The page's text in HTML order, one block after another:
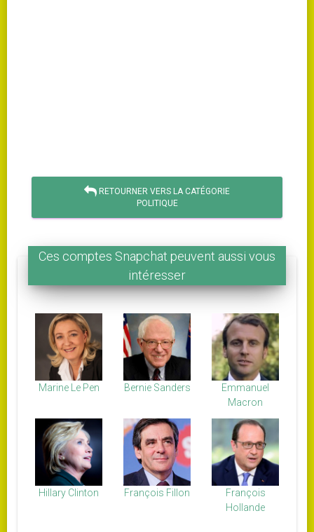
RETOURNER VERS LA CATÉGORIE
POLITIQUE
Ces comptes Snapchat peuvent aussi vous
intéresser
Marine Le Pen Bernie Sanders
Emmanuel
Macron
Hillary Clinton François Fillon
François
Hollande